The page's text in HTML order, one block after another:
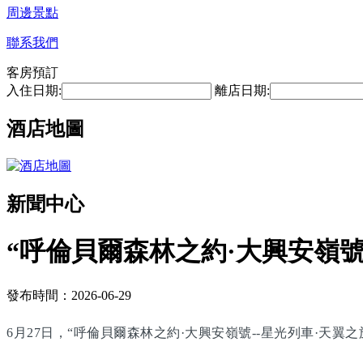
周邊景點
聯系我們
客房預訂
入住日期:
離店日期:
酒店地圖
新聞中心
“呼倫貝爾森林之約·大興安嶺
發布時間：2026-06-29
6月27日，“呼倫貝爾森林之約·大興安嶺號--星光列車·天翼